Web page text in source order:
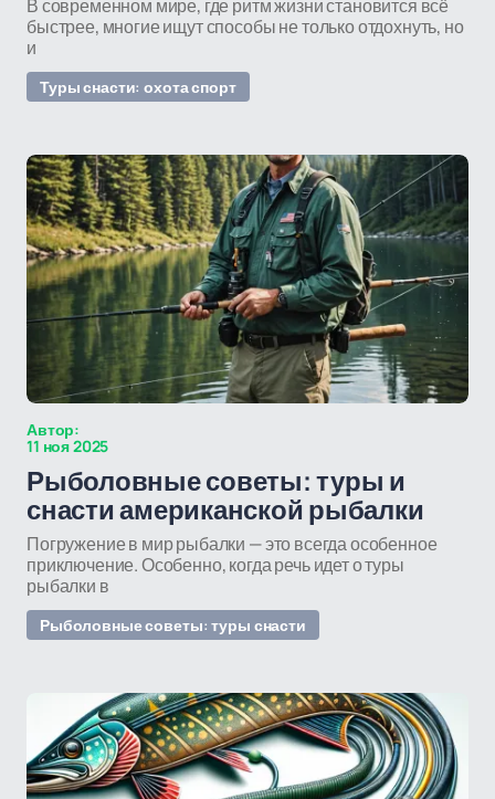
В современном мире, где ритм жизни становится всё
быстрее, многие ищут способы не только отдохнуть, но
и
Туры снасти: охота спорт
Автор:
11 ноя 2025
Рыболовные советы: туры и
снасти американской рыбалки
Погружение в мир рыбалки — это всегда особенное
приключение. Особенно, когда речь идет о туры
рыбалки в
Рыболовные советы: туры снасти